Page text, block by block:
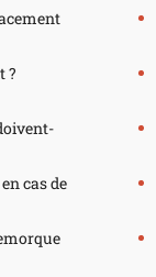
?
cas de